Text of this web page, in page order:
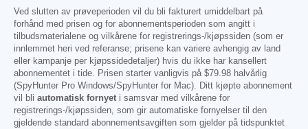
Ved slutten av prøveperioden vil du bli fakturert umiddelbart på
forhånd med prisen og for abonnementsperioden som angitt i
tilbudsmaterialene og vilkårene for registrerings-/kjøpssiden (som er
innlemmet heri ved referanse; prisene kan variere avhengig av land
eller kampanje per kjøpssidedetaljer) hvis du ikke har kansellert
abonnementet i tide. Prisen starter vanligvis på $79.98 halvårlig
(SpyHunter Pro Windows/SpyHunter for Mac). Ditt kjøpte abonnement
vil bli automatisk fornyet i samsvar med vilkårene for
registrerings-/kjøpssiden, som gir automatiske fornyelser til den
gjeldende standard abonnementsavgiften som gjelder på tidspunktet